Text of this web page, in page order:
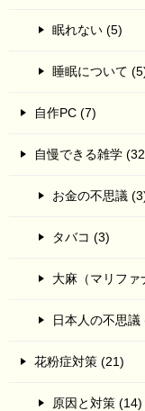
眠れない (5)
睡眠について
自作PC (7)
自慢できる雑学
お金の不思議
タバコ (3)
大麻（マリファ
日本人の不思議
花粉症対策 (21)
原因と対策 (14)